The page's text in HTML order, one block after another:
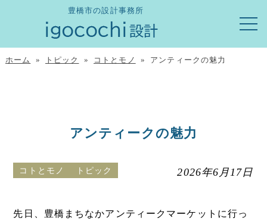
豊橋市の設計事務所
ホーム » トピック » コトとモノ » アンティークの魅力
アンティークの魅力
コトとモノ トピック 2026年6月17日
先日、豊橋まちなかアンティークマーケットに行っ